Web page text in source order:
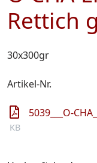
Rettich
30x300gr
Artikel-Nr.
5039___O-
KB